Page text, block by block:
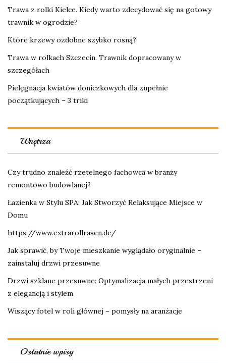
Trawa z rolki Kielce. Kiedy warto zdecydować się na gotowy
trawnik w ogrodzie?
Które krzewy ozdobne szybko rosną?
Trawa w rolkach Szczecin. Trawnik dopracowany w
szczegółach
Pielęgnacja kwiatów doniczkowych dla zupełnie
początkujących – 3 triki
Wnętrza
Czy trudno znaleźć rzetelnego fachowca w branży
remontowo budowlanej?
Łazienka w Stylu SPA: Jak Stworzyć Relaksujące Miejsce w
Domu
https://www.extrarollrasen.de/
Jak sprawić, by Twoje mieszkanie wyglądało oryginalnie –
zainstaluj drzwi przesuwne
Drzwi szklane przesuwne: Optymalizacja małych przestrzeni
z elegancją i stylem
Wiszący fotel w roli głównej – pomysły na aranżacje
Ostatnie wpisy